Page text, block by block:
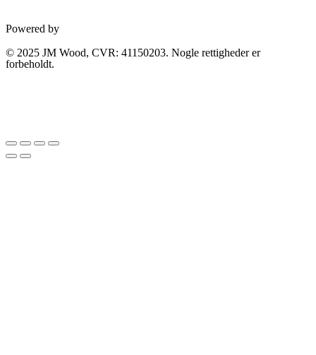
Powered by
© 2025 JM Wood, CVR: 41150203. Nogle rettigheder er
forbeholdt.